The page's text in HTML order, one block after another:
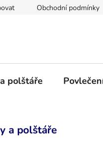
Obchodní podmínky
polštáře
a polštáře